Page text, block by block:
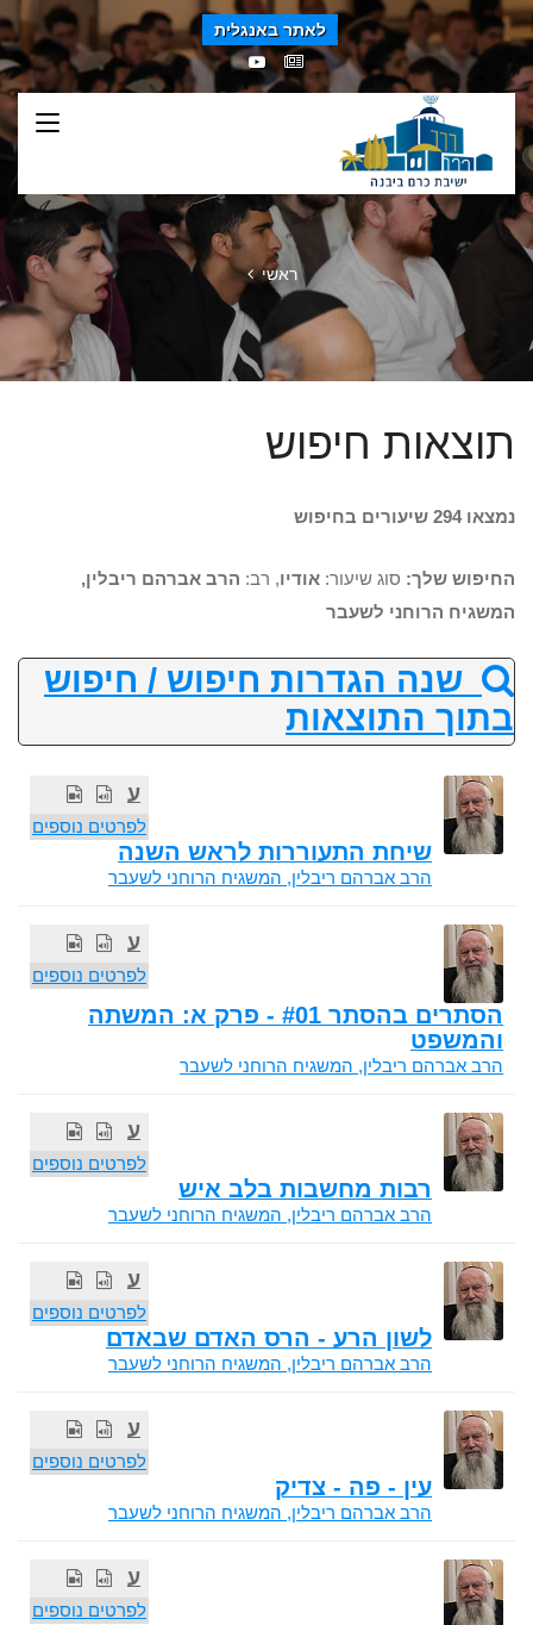
לאתר באנגלית
ראשי
תוצאות חיפוש
נמצאו 294 שיעורים בחיפוש
החיפוש שלך: סוג שיעור: אודיו, רב: הרב אברהם ריבלין,
המשגיח הרוחני לשעבר
שנה הגדרות חיפוש / חיפוש
בתוך התוצאות
ע
לפרטים נוספים
שיחת התעוררות לראש השנה
הרב אברהם ריבלין, המשגיח הרוחני לשעבר
ע
לפרטים נוספים
הסתרים בהסתר #01 - פרק א: המשתה
והמשפט
הרב אברהם ריבלין, המשגיח הרוחני לשעבר
ע
לפרטים נוספים
רבות מחשבות בלב איש
הרב אברהם ריבלין, המשגיח הרוחני לשעבר
ע
לפרטים נוספים
לשון הרע - הרס האדם שבאדם
הרב אברהם ריבלין, המשגיח הרוחני לשעבר
ע
לפרטים נוספים
עין - פה - צדיק
הרב אברהם ריבלין, המשגיח הרוחני לשעבר
ע
לפרטים נוספים